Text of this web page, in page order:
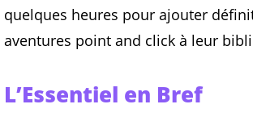
quelques heures pour ajouter
aventures point and click à leur
L’Essentiel en Bref